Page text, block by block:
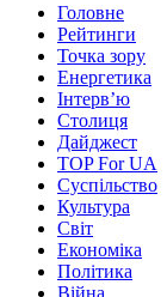
Головне
Рейтинги
Точка зору
Енергетика
Інтерв’ю
Столиця
Дайджест
TOP For UA
Суспiльство
Культура
Світ
Економіка
Політика
Війна